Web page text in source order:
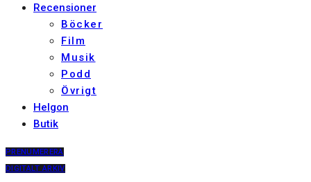
Recensioner
Böcker
Film
Musik
Podd
Övrigt
Helgon
Butik
PRENUMERERA
DIGITALT ARKIV